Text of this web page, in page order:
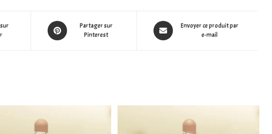
Partager sur
Pinterest
Envoyer ce produit par
e-mail